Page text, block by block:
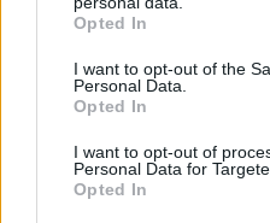
grant or deny consent to
use your data for below
consent section.
Opted In
I want to opt-out of the
Personal Data.
Opted In
I want to opt-out of
Personal Data for
Opted In
Πέθανε κτηνοτρόφος στη
αφθώδους πυρετού
09.08.2026, 12:47